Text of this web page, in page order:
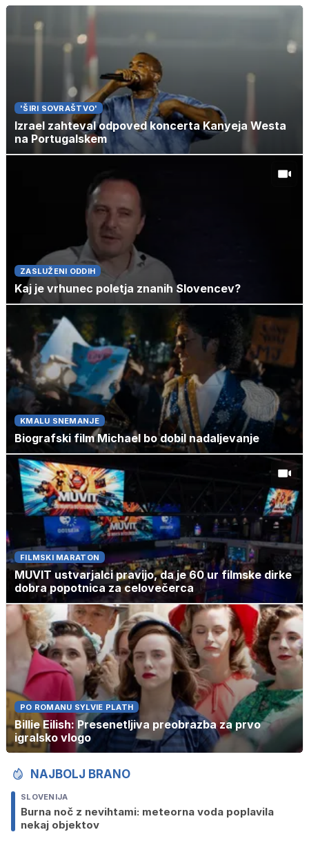
'ŠIRI SOVRAŠTVO'
Izrael zahteval odpoved koncerta Kanyeja Westa
na Portugalskem
ZASLUŽENI ODDIH
Kaj je vrhunec poletja znanih Slovencev?
KMALU SNEMANJE
Biografski film Michael bo dobil nadaljevanje
FILMSKI MARATON
MUVIT ustvarjalci pravijo, da je 60 ur filmske dirke
dobra popotnica za celovečerca
PO ROMANU SYLVIE PLATH
Billie Eilish: Presenetljiva preobrazba za prvo
igralsko vlogo
NAJBOLJ BRANO
SLOVENIJA
Burna noč z nevihtami: meteorna voda poplavila
nekaj objektov